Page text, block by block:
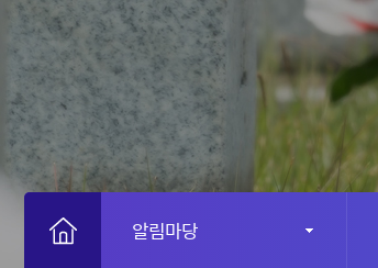
알림마당